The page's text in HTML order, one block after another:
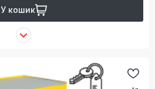
У кошик